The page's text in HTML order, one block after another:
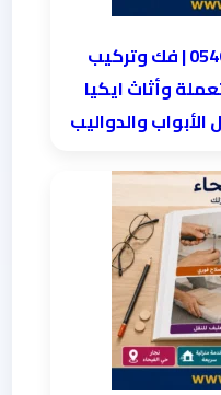
نجار الحمراء بمكة 0546138860⁩ | فك وتركيب
وأثاث ايكيا
والدواليب